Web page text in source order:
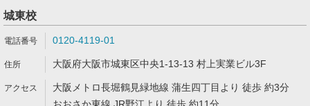
城東校
0120-4119-01
大阪府大阪市城東区中央1-13-13 村上実業ビル3F
大阪メトロ長堀鶴見緑地線 蒲生四丁目より 徒歩 約3分